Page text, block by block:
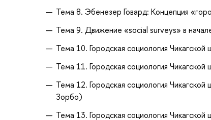
Тема 8. Эбенезер Говард: Концепция
Тема 9. Движение «social surveys» в
Тема 10. Городская социология
Тема 11. Городская социология
Тема 12. Городская социология
Зорбо)
Тема 13. Городская социология